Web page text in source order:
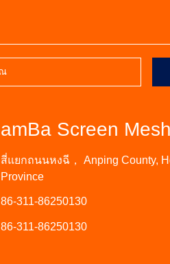
สี่แยกถนนหงฉี， Anping County,
Province
86-311-86250130
86-311-86250130